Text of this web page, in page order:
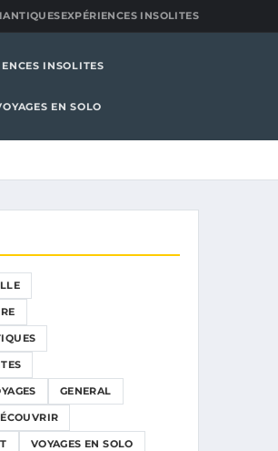
EXPÉRIENCES INSOLITES
INSOLITES
EN SOLO
GENERAL
VOYAGES EN SOLO